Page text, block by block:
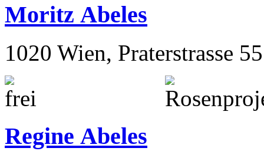
Moritz Abeles
1020 Wien, Praterstrasse 55
Regine Abeles